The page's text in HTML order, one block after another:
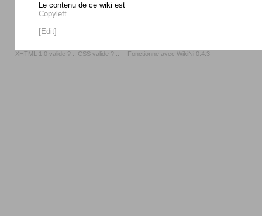
Le contenu de ce wiki est
Copyleft
[Edit]
XHTML 1.0 valide ? :: CSS valide ? :: -- Fonctionne avec WikiNi 0.4.3